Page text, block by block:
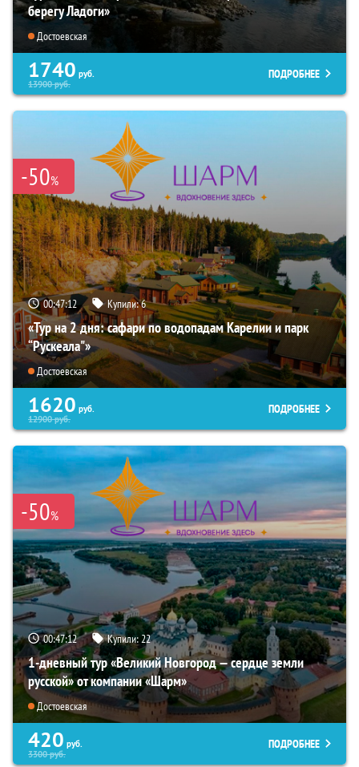
берегу Ладоги»
Достоевская
1740 руб.
13900руб.
ПОДРОБНЕЕ
-50%
00:47:10 Купили:6
«Тур на 2 дня: сафари по водопадам Карелии и парк
“Рускеала"»
Достоевская
1620 руб.
12900руб.
ПОДРОБНЕЕ
-50%
00:47:10 Купили:22
1-дневный тур «Великий Новгород — сердце земли
русской» от компании «Шарм»
Достоевская
420 руб.
3300руб.
ПОДРОБНЕЕ